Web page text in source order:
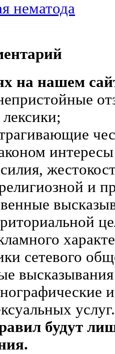
нематода
на нашем
и
сетевого
услуг.
будут